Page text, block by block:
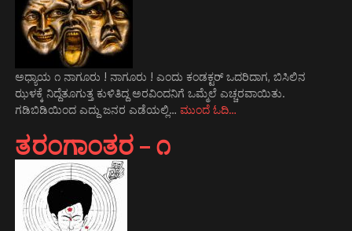
ಅಧ್ಯಾಯ ೧ ನಾಗೂರು ! ನಾಗೂರು ! ಎಂದು ಕಂಡಕ್ಟರ್ ಒದರಿದಾಗ, ಬಿಸಿಲಿನ
ಝಳಕ್ಕೆ ನಿದ್ದೆತೂಗುತ್ತ ಕುಳಿತಿದ್ದ ಅರವಿಂದನಿಗೆ ಒಮ್ಮೆಲೆ ಎಚ್ಚರವಾಯಿತು.
ಗಡಿಬಿಡಿಯಿಂದ ಎದ್ದು ಜನರ ಎಡೆಯಲ್ಲಿ…ಮುಂದೆ ಓದಿ…
ತರಂಗಾಂತರ – ೧